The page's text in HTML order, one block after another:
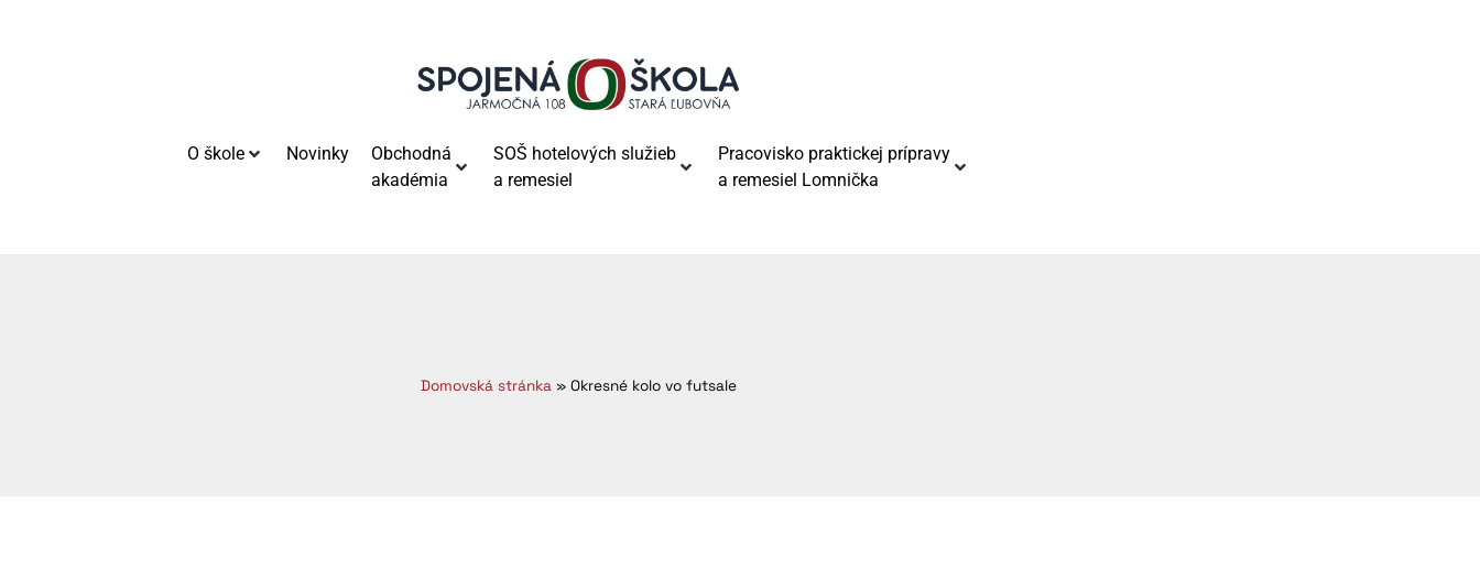
O škole Novinky
Obchodná
akadémia
SOŠ hotelových služieb
a remesiel
Pracovisko praktickej prípravy
a remesiel Lomnička
Domovská stránka» Okresné kolo vo futsale